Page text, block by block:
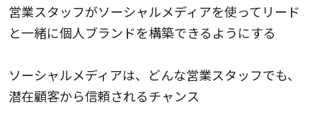
営業スタッフがソーシャルメディアを使ってリード
と一緒に個人ブランドを構築できるようにする
ソーシャルメディアは、どんな営業スタッフでも、
潜在顧客から信頼されるチャンス